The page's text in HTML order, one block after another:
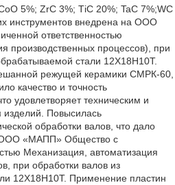
5%; ZrC 3%; ТiC 20%; TaC 7%;WС
инструментов внедрена на ООО
ответственностью
производственных процессов), при
стали 12Х18Н10Т.
режущей керамики СМРК-60,
качество и точность
удовлетворяет техническим и
изделий. Повысилась
обработки валов, что дало
ООО «МАПП» Общество с
Механизация, автоматизация
при обработки валов из
12Х18Н10Т. Применение пластин